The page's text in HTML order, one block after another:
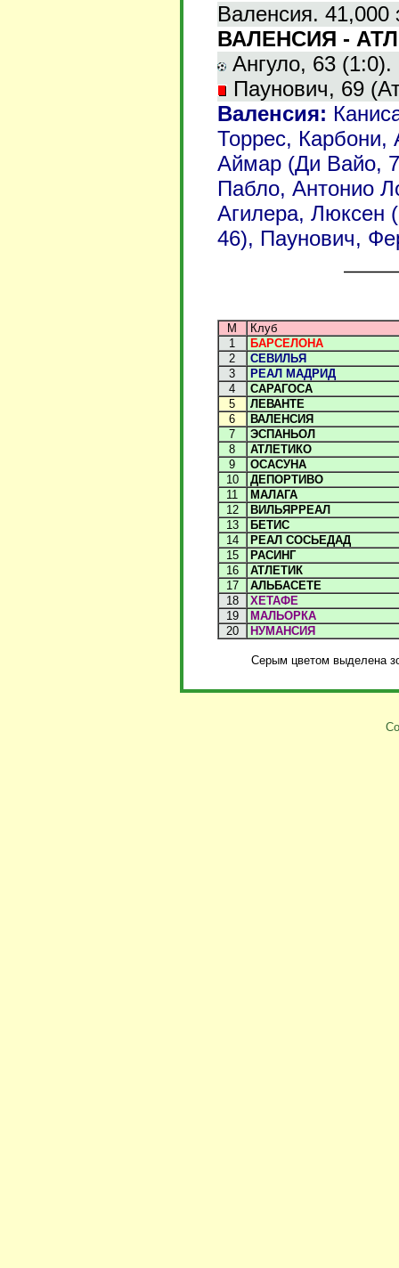
Валенсия. 41,000
ВАЛЕНСИЯ -
Ангуло, 63 (1:0).
Паунович, 69
Валенсия:
Торрес, Карбони,
Аймар (Ди Вайо,
Пабло, Антонио
Агилера, Люксен
46), Паунович,
М
Клуб
1
БАРСЕЛОНА
2
СЕВИЛЬЯ
3
РЕАЛ МАДРИД
4
САРАГОСА
5
ЛЕВАНТЕ
6
ВАЛЕНСИЯ
7
ЭСПАНЬОЛ
8
АТЛЕТИКО
9
ОСАСУНА
10
ДЕПОРТИВО
11
МАЛАГА
12
ВИЛЬЯРРЕАЛ
13
БЕТИС
14
РЕАЛ СОСЬЕДАД
15
РАСИНГ
16
АТЛЕТИК
17
АЛЬБАСЕТЕ
18
ХЕТАФЕ
19
МАЛЬОРКА
20
НУМАНСИЯ
Серым цветом выделена